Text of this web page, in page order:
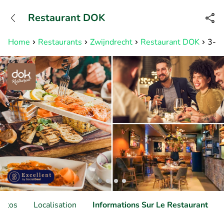
Disponible jusqu'à 23:00 heures
Home Restaurants Zwijndrecht Restaurant DOK 3-
Restaurant DOK
Localisation Informations Sur Le Restaurant